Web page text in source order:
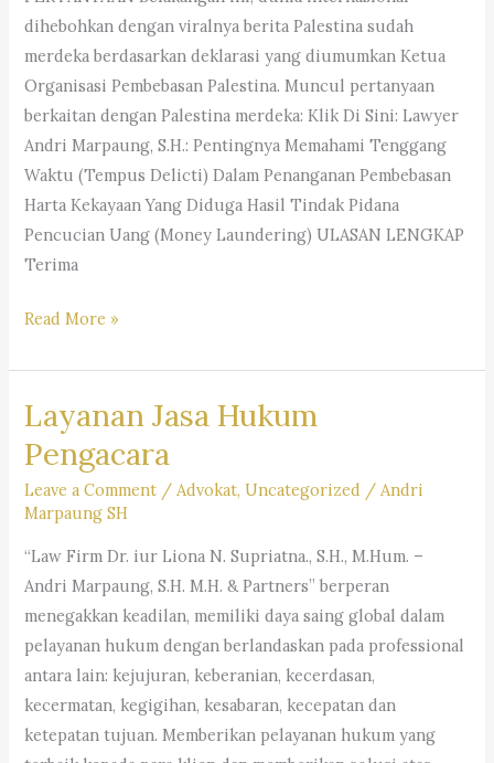
#Palasari,
#HusenSastranegara,
#Sukaraja,
#Hegarmanah,
#Ledeng,
#BabakanPenghulu,
#CisarantenWetan,
#Pakemitan,
#Sukamulya,
#Cipaganti,
#Dago,
#Lebakgede,
#Lebaksiliwangi,
#Sadangserang,
#Sekeloa,
#Cimincrang,
#CisarantenKidul,
Andri
Marpaung,
S.H.
M.H.-
Dr.
iur
Liona
N.
Supriatna.,
dihebohkan dengan viralnya berita Palestina sudah
merdeka berdasarkan deklarasi yang diumumkan Ketua
Organisasi Pembebasan Palestina. Muncul pertanyaan
berkaitan dengan Palestina merdeka: Klik Di Sini: Lawyer
Andri Marpaung, S.H.: Pentingnya Memahami Tenggang
Waktu (Tempus Delicti) Dalam Penanganan Pembebasan
Harta Kekayaan Yang Diduga Hasil Tindak Pidana
Pencucian Uang (Money Laundering) ULASAN LENGKAP
Terima
Trending
Status
Pengakuan
Kemerdekaan
Palestina
dalam
Hukum
Internasional-
Law
Firm
Dr.
iur. Liona
N.
Supriatna,
Read More »
Layanan Jasa Hukum
Pengacara
Leave a Comment /Advokat,Uncategorized /Andri
Marpaung SH
“Law Firm Dr. iur Liona N. Supriatna., S.H., M.Hum. –
Andri Marpaung, S.H. M.H. & Partners” berperan
menegakkan keadilan, memiliki daya saing global dalam
pelayanan hukum dengan berlandaskan pada professional
antara lain: kejujuran, keberanian, kecerdasan,
kecermatan, kegigihan, kesabaran, kecepatan dan
ketepatan tujuan. Memberikan pelayanan hukum yang